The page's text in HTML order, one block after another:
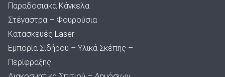
Παραδοσιακά Κάγκελα
Στέγαστρα – Φουρούσια
Κατασκευές Laser
Εμπορία Σιδήρου – Υλικά Σκέπης –
Περίφραξης